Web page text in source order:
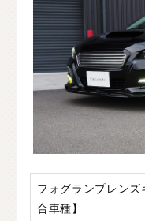
フォグランプレン
合車種】